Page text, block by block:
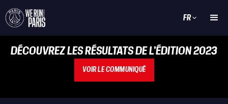
FR
DÉCOUVREZ LES RÉSULTATS DE L'ÉDITION 2023
VOIR LE COMMUNIQUÉ